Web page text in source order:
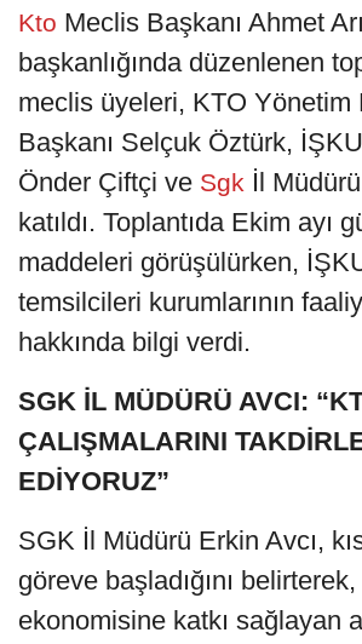
Kto Meclis Başkanı Ahmet
başkanlığında düzenlenen
meclis üyeleri, KTO Yönetim
Başkanı Selçuk Öztürk,
Önder Çiftçi ve Sgk İl
katıldı. Toplantıda Ekim ayı
maddeleri görüşülürken,
temsilcileri kurumlarının
hakkında bilgi verdi.
SGK İL MÜDÜRÜ AVCI:
ÇALIŞMALARINI
EDİYORUZ”
SGK İl Müdürü Erkin Avcı,
göreve başladığını
ekonomisine katkı sağlayan